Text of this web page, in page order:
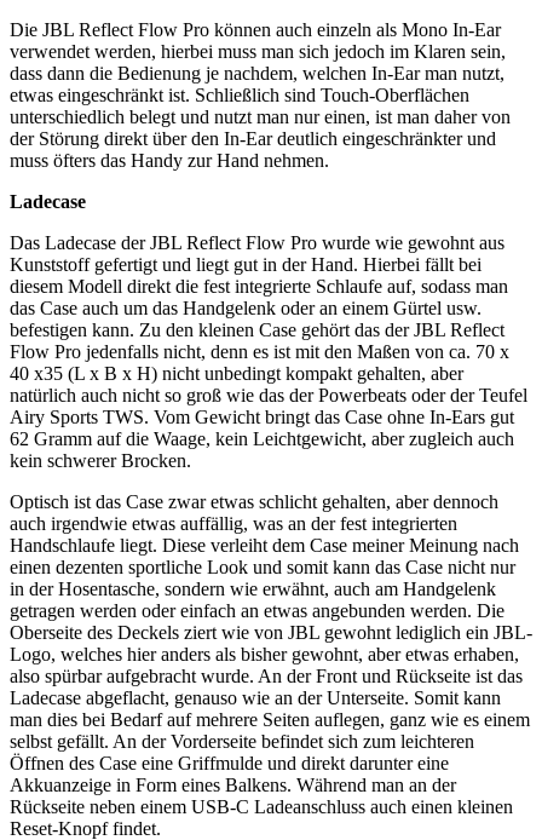
Die JBL Reflect Flow Pro können auch einzeln als Mono In-Ear
verwendet werden, hierbei muss man sich jedoch im Klaren sein,
dass dann die Bedienung je nachdem, welchen In-Ear man nutzt,
etwas eingeschränkt ist. Schließlich sind Touch-Oberflächen
unterschiedlich belegt und nutzt man nur einen, ist man daher von
der Störung direkt über den In-Ear deutlich eingeschränkter und
muss öfters das Handy zur Hand nehmen.
Ladecase
Das Ladecase der JBL Reflect Flow Pro wurde wie gewohnt aus
Kunststoff gefertigt und liegt gut in der Hand. Hierbei fällt bei
diesem Modell direkt die fest integrierte Schlaufe auf, sodass man
das Case auch um das Handgelenk oder an einem Gürtel usw.
befestigen kann. Zu den kleinen Case gehört das der JBL Reflect
Flow Pro jedenfalls nicht, denn es ist mit den Maßen von ca. 70 x
40 x35 (L x B x H) nicht unbedingt kompakt gehalten, aber
natürlich auch nicht so groß wie das der Powerbeats oder der Teufel
Airy Sports TWS. Vom Gewicht bringt das Case ohne In-Ears gut
62 Gramm auf die Waage, kein Leichtgewicht, aber zugleich auch
kein schwerer Brocken.
Optisch ist das Case zwar etwas schlicht gehalten, aber dennoch
auch irgendwie etwas auffällig, was an der fest integrierten
Handschlaufe liegt. Diese verleiht dem Case meiner Meinung nach
einen dezenten sportliche Look und somit kann das Case nicht nur
in der Hosentasche, sondern wie erwähnt, auch am Handgelenk
getragen werden oder einfach an etwas angebunden werden. Die
Oberseite des Deckels ziert wie von JBL gewohnt lediglich ein JBL-
Logo, welches hier anders als bisher gewohnt, aber etwas erhaben,
also spürbar aufgebracht wurde. An der Front und Rückseite ist das
Ladecase abgeflacht, genauso wie an der Unterseite. Somit kann
man dies bei Bedarf auf mehrere Seiten auflegen, ganz wie es einem
selbst gefällt. An der Vorderseite befindet sich zum leichteren
Öffnen des Case eine Griffmulde und direkt darunter eine
Akkuanzeige in Form eines Balkens. Während man an der
Rückseite neben einem USB-C Ladeanschluss auch einen kleinen
Reset-Knopf findet.